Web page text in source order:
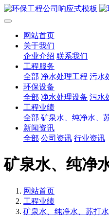
网站首页
关于我们
企业介绍 联系我们
工程服务
全部 净水处理工程 污水
环保设备
全部 净水处理设备 污水
工程业绩
全部 矿泉水、纯净水、
新闻资讯
全部 公司资讯 行业资讯
矿泉水、纯净
网站首页
工程业绩
矿泉水、纯净水、苏打